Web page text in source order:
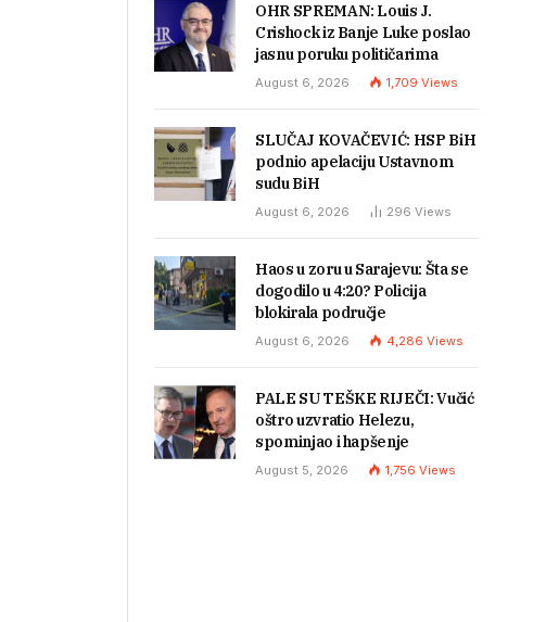
OHR SPREMAN: Louis J.
Crishock iz Banje Luke poslao
jasnu poruku političarima
August 6, 2026 1,709 Views
SLUČAJ KOVAČEVIĆ: HSP BiH
podnio apelaciju Ustavnom
sudu BiH
August 6, 2026 296 Views
Haos u zoru u Sarajevu: Šta se
dogodilo u 4:20? Policija
blokirala područje
August 6, 2026 4,286 Views
PALE SU TEŠKE RIJEČI: Vučić
oštro uzvratio Helezu,
spominjao i hapšenje
August 5, 2026 1,756 Views